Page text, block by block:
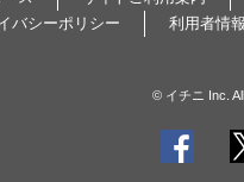
バシーポリシー
利用者情
© イチニ Inc.